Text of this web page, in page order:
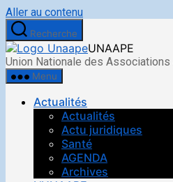
Aller au contenu
Recherche
UNAAPE
Union Nationale des
Menu
Actualités
Actualités
Actu juridiques
Santé
AGENDA
Archives